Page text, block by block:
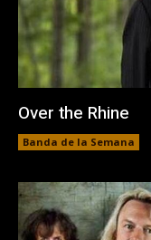
Over the Rhine
Banda de la Semana